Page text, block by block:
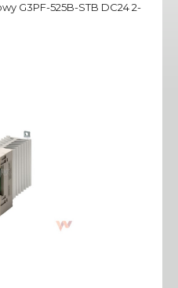
G3PF-525B-STB DC24 2-